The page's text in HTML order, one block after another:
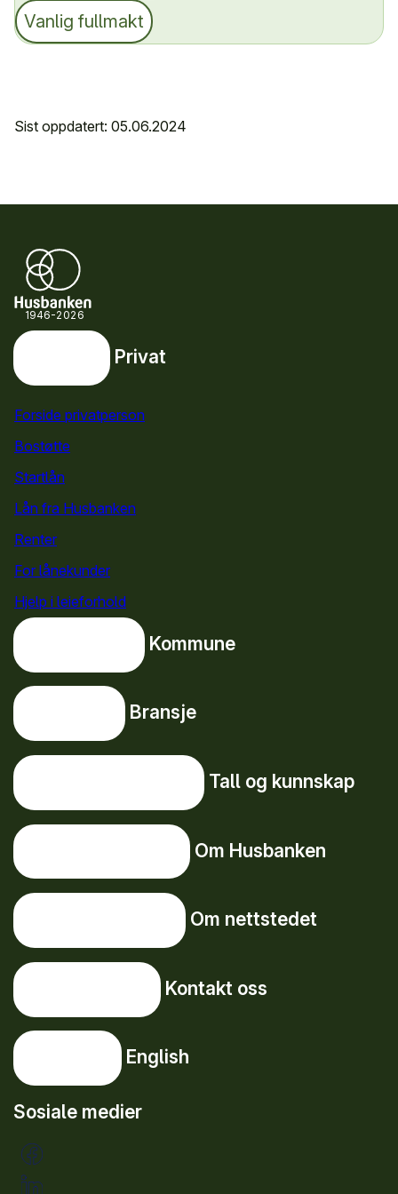
Vanlig fullmakt
Sist oppdatert: 05.06.2024
1946-2026
Privat
Forside privatperson
Bostøtte
Startlån
Lån fra Husbanken
Renter
For lånekunder
Hjelp i leieforhold
Kommune
Bransje
Tall og kunnskap
Om Husbanken
Om nettstedet
Kontakt oss
English
Sosiale medier